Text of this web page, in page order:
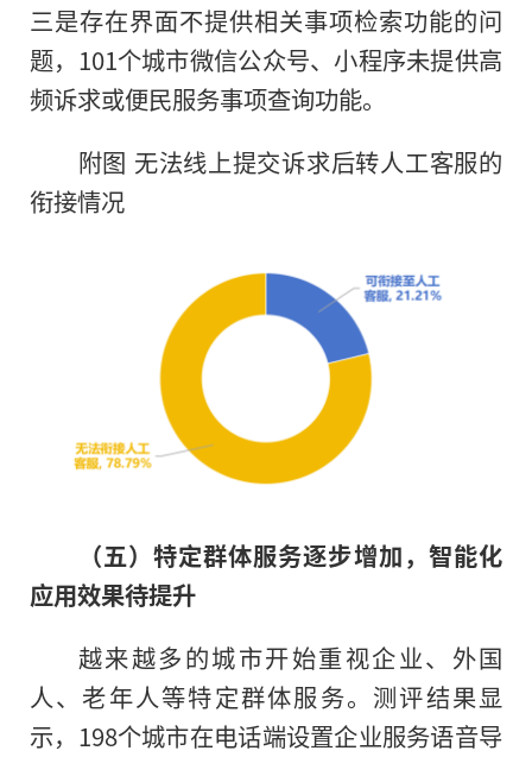
三是存在界面不提供相关事项检索功能的问
题，101个城市微信公众号、小程序未提供高
频诉求或便民服务事项查询功能。
附图 无法线上提交诉求后转人工客服的
衔接情况
（五）特定群体服务逐步增加，智能化
应用效果待提升
越来越多的城市开始重视企业、外国
人、老年人等特定群体服务。测评结果显
示，198个城市在电话端设置企业服务语音导